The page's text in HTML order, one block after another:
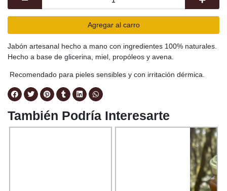
Agregar al carro
Jabón artesanal hecho a mano con ingredientes 100% naturales.
Hecho a base de glicerina, miel, propóleos y avena.
Recomendado para pieles sensibles y con irritación dérmica.
También Podría Interesarte